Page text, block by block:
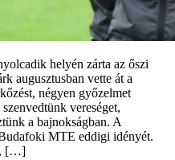
helyén zárta az őszi
augusztusban vette át a
négyen győzelmet
vereséget,
a bajnokságban. A
MTE eddigi idényét.
[…]